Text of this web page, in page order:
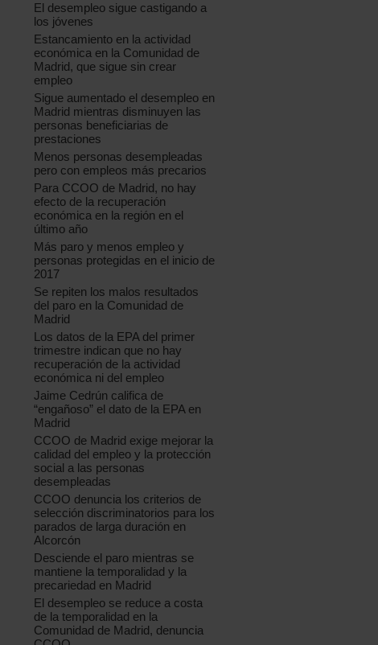
El desempleo sigue castigando a
los jóvenes
Estancamiento en la actividad
económica en la Comunidad de
Madrid, que sigue sin crear
empleo
Sigue aumentado el desempleo en
Madrid mientras disminuyen las
personas beneficiarias de
prestaciones
Menos personas desempleadas
pero con empleos más precarios
Para CCOO de Madrid, no hay
efecto de la recuperación
económica en la región en el
último año
Más paro y menos empleo y
personas protegidas en el inicio de
2017
Se repiten los malos resultados
del paro en la Comunidad de
Madrid
Los datos de la EPA del primer
trimestre indican que no hay
recuperación de la actividad
económica ni del empleo
Jaime Cedrún califica de
“engañoso” el dato de la EPA en
Madrid
CCOO de Madrid exige mejorar la
calidad del empleo y la protección
social a las personas
desempleadas
CCOO denuncia los criterios de
selección discriminatorios para los
parados de larga duración en
Alcorcón
Desciende el paro mientras se
mantiene la temporalidad y la
precariedad en Madrid
El desempleo se reduce a costa
de la temporalidad en la
Comunidad de Madrid, denuncia